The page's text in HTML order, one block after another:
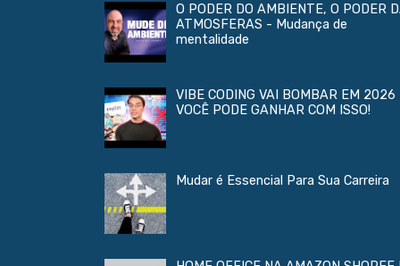
O PODER DO AMBIENTE, O PODER
ATMOSFERAS - Mudança de
mentalidade
VIBE CODING VAI BOMBAR EM 2026
VOCÊ PODE GANHAR COM ISSO!
Mudar é Essencial Para Sua Carreira